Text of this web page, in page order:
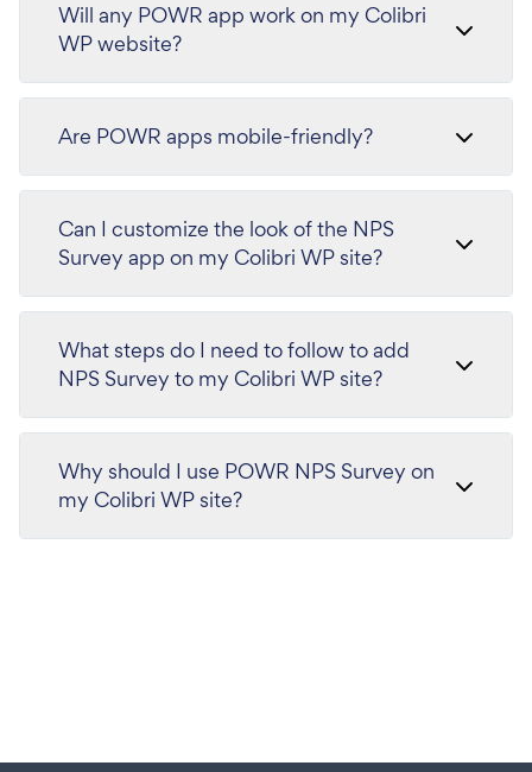
Will any POWR app work on my Colibri
WP website?
Are POWR apps mobile-friendly?
Can I customize the look of the NPS
Survey app on my Colibri WP site?
What steps do I need to follow to add
NPS Survey to my Colibri WP site?
Why should I use POWR NPS Survey on
my Colibri WP site?